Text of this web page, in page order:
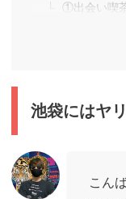
①出会い喫
池袋にはヤ
こん